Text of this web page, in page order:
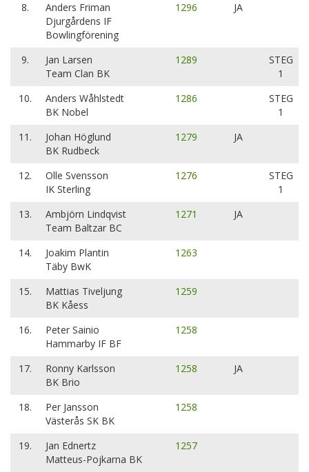
8.
Anders Friman
Djurgårdens IF
Bowlingförening
1296 JA
9.
Jan Larsen
Team Clan BK
1289
STEG
1
10.
Anders Wåhlstedt
BK Nobel
1286
STEG
1
11.
Johan Höglund
BK Rudbeck
1279 JA
12.
Olle Svensson
IK Sterling
1276
STEG
1
13.
Ambjörn Lindqvist
Team Baltzar BC
1271 JA
14.
Joakim Plantin
Täby BwK
1263
15.
Mattias Tiveljung
BK Kåess
1259
16.
Peter Sainio
Hammarby IF BF
1258
17.
Ronny Karlsson
BK Brio
1258 JA
18.
Per Jansson
Västerås SK BK
1258
19.
Jan Ednertz
Matteus-Pojkarna BK
1257